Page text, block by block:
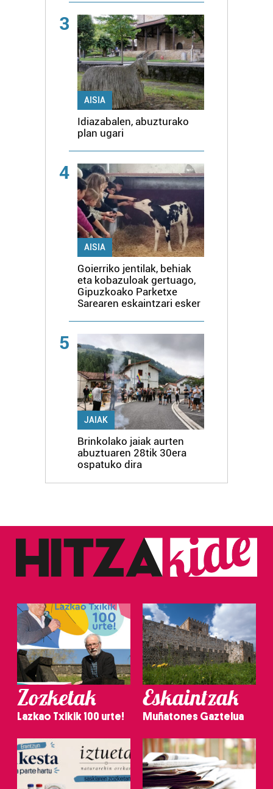
3
AISIA
Idiazabalen, abuzturako
plan ugari
4
AISIA
Goierriko jentilak, behiak
eta kobazuloak gertuago,
Gipuzkoako Parketxe
Sarearen eskaintzari esker
5
JAIAK
Brinkolako jaiak aurten
abuztuaren 28tik 30era
ospatuko dira
Zozketak
Lazkao Txikik 100 urte!
Eskaintzak
Muñatones Gaztelua